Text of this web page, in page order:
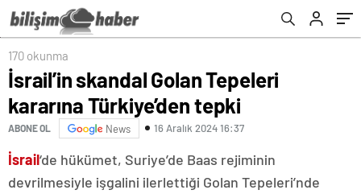
170 okunma
İsrail’in skandal Golan Tepeleri
kararına Türkiye’den tepki
ABONE OL News 16 Aralık 2024 16:37
İsrail‘de hükümet, Suriye’de Baas rejiminin
devrilmesiyle işgalini ilerlettiği Golan Tepeleri’nde